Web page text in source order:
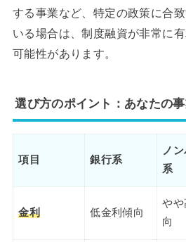
する事業など、特定の政策に合
いる場合は、制度融資が非常に
可能性があります。
選び方のポイント：あなたの
項目 銀行系
ノン
系
金利 低金利傾向
やや
向